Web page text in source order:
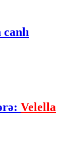
Velella